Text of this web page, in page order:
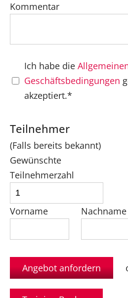
Kommentar
Ich habe die
Geschäftsbedingungen
akzeptiert.*
Teilnehmer
(Falls bereits bekannt)
Gewünschte
Teilnehmerzahl
Vorname Nachname